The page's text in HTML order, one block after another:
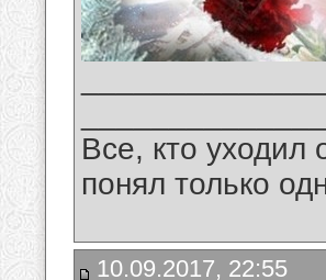
Все, кто уходил
понял только
10.09.2017, 22:55